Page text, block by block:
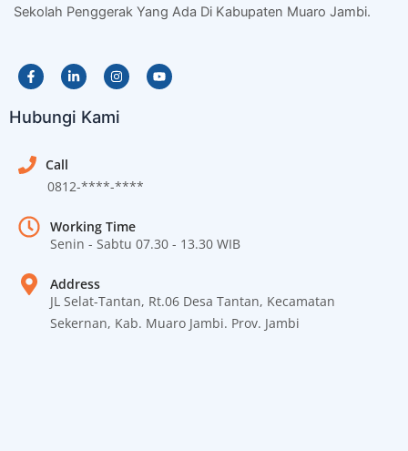
Sekolah Penggerak Yang Ada Di Kabupaten Muaro Jambi.
Hubungi Kami
Call
0812-****-****
Working Time
Senin - Sabtu 07.30 - 13.30 WIB
Address
JL Selat-Tantan, Rt.06 Desa Tantan, Kecamatan
Sekernan, Kab. Muaro Jambi. Prov. Jambi